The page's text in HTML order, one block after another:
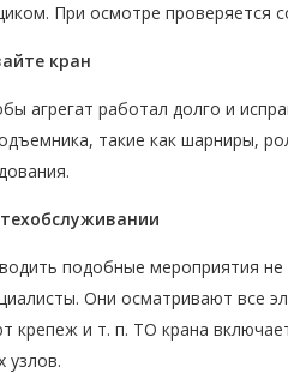
При осмотре проверяется
кран
агрегат работал долго и
такие как шарниры,
подобные мероприятия
Они осматривают все
крепеж и т. п. ТО крана
узлов.